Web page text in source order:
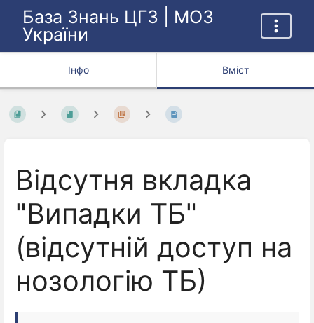
База Знань ЦГЗ | МОЗ
України
Інфо Вміст
Відсутня вкладка
"Випадки ТБ"
(відсутній доступ на
нозологію ТБ)